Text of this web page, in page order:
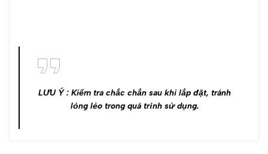
LƯU Ý : Kiểm tra chắc chắn sau khi lắp đặt, tránh
lỏng lẻo trong quá trình sử dụng.